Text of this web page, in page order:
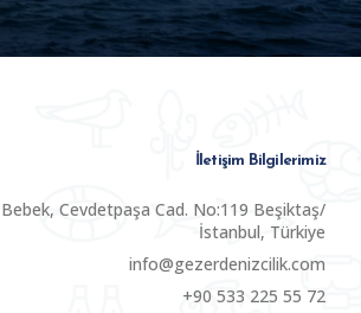
İletişim Bilgilerimiz
Bebek, Cevdetpaşa Cad. No:119 Beşiktaş/
İstanbul, Türkiye
info@gezerdenizcilik.com
+90 533 225 55 72